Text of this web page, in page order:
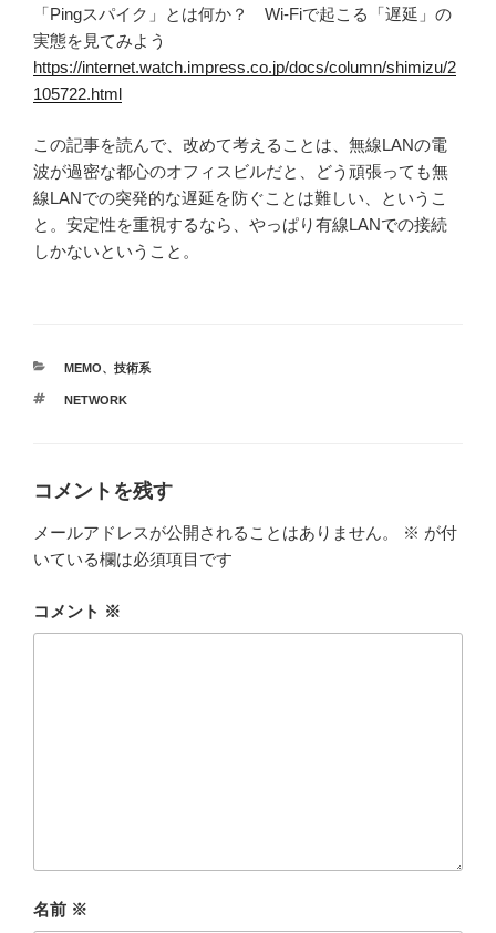
「Pingスパイク」とは何か？ Wi-Fiで起こる「遅延」の
実態を見てみよう
https://internet.watch.impress.co.jp/docs/column/shimizu/2
105722.html
この記事を読んで、改めて考えることは、無線LANの電
波が過密な都心のオフィスビルだと、どう頑張っても無
線LANでの突発的な遅延を防ぐことは難しい、というこ
と。安定性を重視するなら、やっぱり有線LANでの接続
しかないということ。
カ
ゴ
MEMO、 技術系
タ
NETWORK
コメントを残す
メールアドレスが公開されることはありません。 ※ が付
いている欄は必須項目です
コメント ※
名前 ※